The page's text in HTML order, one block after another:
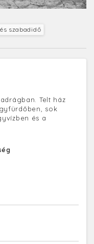
szabadidő
Telt ház
sok
és a